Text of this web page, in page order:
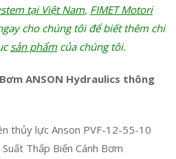
tại Việt Nam, FIMET Motori
cho chúng tôi để biết thêm chi
sản phẩmcủa chúng tôi.
ANSON Hydraulics thông
thủy lực Anson PVF-12-55-10
Thấp Biến Cánh Bơm